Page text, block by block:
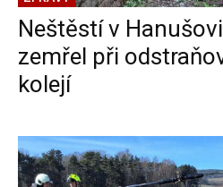
Neštěstí v
zemřel při
kolejí